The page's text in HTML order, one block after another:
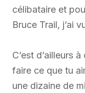
célibataire et
Bruce Trail, j’ai
C’est d’ailleurs
faire ce que tu
une dizaine de